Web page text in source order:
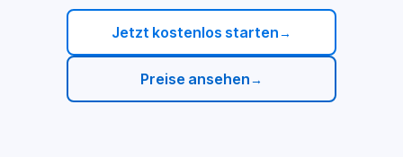
Jetzt kostenlos starten→
Preise ansehen→